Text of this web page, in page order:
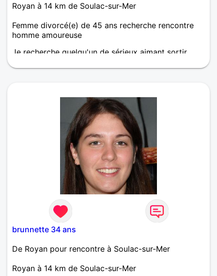
Royan à 14 km de Soulac-sur-Mer
Femme divorcé(e) de 45 ans recherche rencontre
homme amoureuse
Je recherche quelqu'un de sérieux aimant sortir,
table, je suis une femme dynamique et franche.
brunnette 34 ans
De Royan pour rencontre à Soulac-sur-Mer
Royan à 14 km de Soulac-sur-Mer